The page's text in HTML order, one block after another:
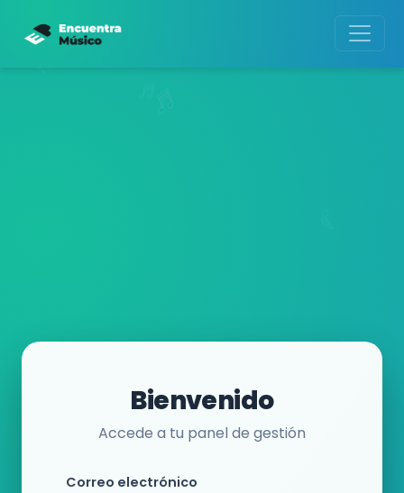
Bienvenido
Accede a tu panel de gestión
Correo electrónico